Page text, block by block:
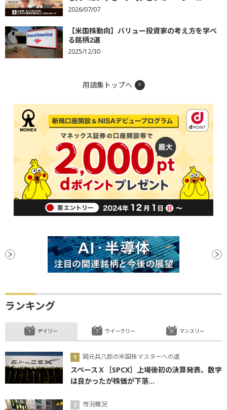
2026/07/07
【米国株動向】バリュー投資家の考え方を学べ
る銘柄2選
2025/12/30
用語集トップへ
ランキング
デイリー
岡元兵八郎の米国株マスターへの道
スペースＸ［SPCX］上場後初の決算発表、数字
は良かったが株価が下落...
市況概況
ウイークリー マンスリー